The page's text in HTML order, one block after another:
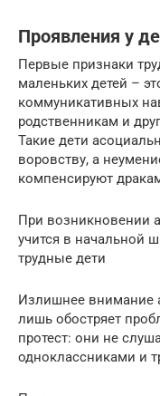
Проявления у
Первые признаки
маленьких детей –
коммуникативных
родственникам и
Такие дети
воровству, а
компенсируют
При возникновении
учится в начальной
трудные дети
Излишнее внимание
лишь обостряет
протест: они не
одноклассниками и